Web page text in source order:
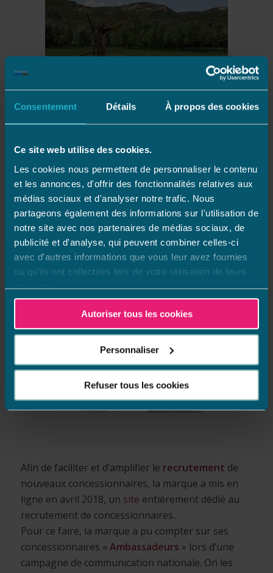
Consentement Détails À propos des cookies
Ce site web utilise des cookies.
Les cookies nous permettent de personnaliser le contenu
et les annonces, d'offrir des fonctionnalités relatives aux
médias sociaux et d'analyser notre trafic. Nous
partageons également des informations sur l'utilisation de
notre site avec nos partenaires de médias sociaux, de
publicité et d'analyse, qui peuvent combiner celles-ci
avec d'autres informations que vous leur avez fournies
ou qu'ils ont collectées lors de votre utilisation de leurs
services.
Autoriser tous les cookies
Personnaliser
Refuser tous les cookies
Des sites internet valorisant la marque
En retravaillant ses sites avec une refonte
graphique notamment, Aquilus a souhaité
permettre une navigation plus intuitiveet plus
ergonomique.
Les internautes peuvent ainsi plus facilement
s’immerger dans les univers piscines et bien-être.
A découvrir, des pages inspirationset des fiches
conseils
l’expertise professionnelle au service de tous !
Afin de faciliter et d’amplifier le recrutement de
nouveaux concessionnaires, la marque a mis en
ligne en avril 2018, un site entièrement dédié au
recrutement de concessionnaires..
Pour ce faire, la marque a pu compter sur ses
concessionnaires « Ambassadeurs » lors d’une
campagne de communication nationale. On les